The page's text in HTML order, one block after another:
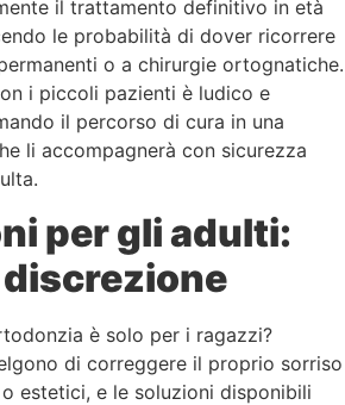
il trattamento definitivo in età
le probabilità di dover ricorrere
o a chirurgie ortognatiche.
i piccoli pazienti è ludico e
il percorso di cura in una
li accompagnerà con sicurezza
per gli adulti:
è solo per i ragazzi?
di correggere il proprio sorriso
estetici, e le soluzioni disponibili